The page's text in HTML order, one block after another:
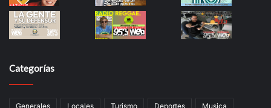
Categorías
Generales Locales Turismo Deportes Musica